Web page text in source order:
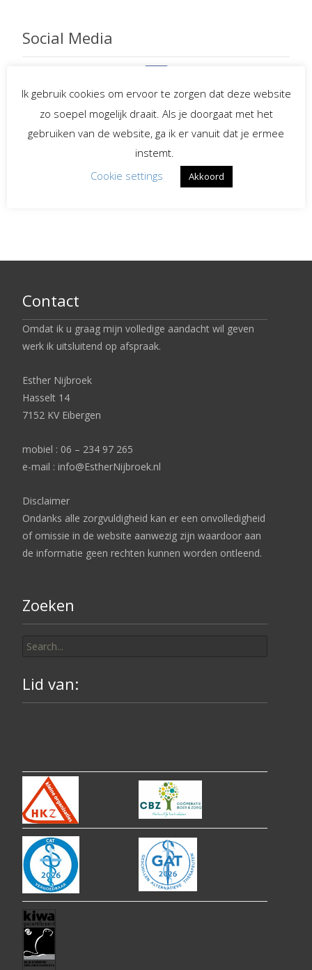
Social Media
Spreekster bij uitvaarten
Begeleiding bij
verlies en rouw
Contact
Omdat ik u graag mijn volledige aandacht wil geven
werk ik uitsluitend op afspraak.
Esther Nijbroek
Hasselt 14
7152 KV Eibergen
mobiel : 06 – 234 97 265
e-mail : info@EstherNijbroek.nl
Disclaimer
Ondanks alle zorgvuldigheid kan er een onvolledigheid
of omissie in de website aanwezig zijn waardoor aan
de informatie geen rechten kunnen worden ontleend.
Zoeken
for:
Lid van:
Ik gebruik cookies om ervoor te zorgen dat deze website
zo soepel mogelijk draait. Als je doorgaat met het
gebruiken van de website, ga ik er vanuit dat je ermee
instemt.
Cookie settings
Akkoord